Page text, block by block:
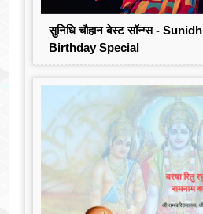
सुनिधि चौहान बेस्ट सॉन्ग्स -
Birthday Special